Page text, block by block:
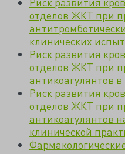
отделов ЖКТ при
клинических
Риск развития
отделов ЖКТ при
антикоагулянтов
Риск развития
отделов ЖКТ при
антикоагулянтов
клинической